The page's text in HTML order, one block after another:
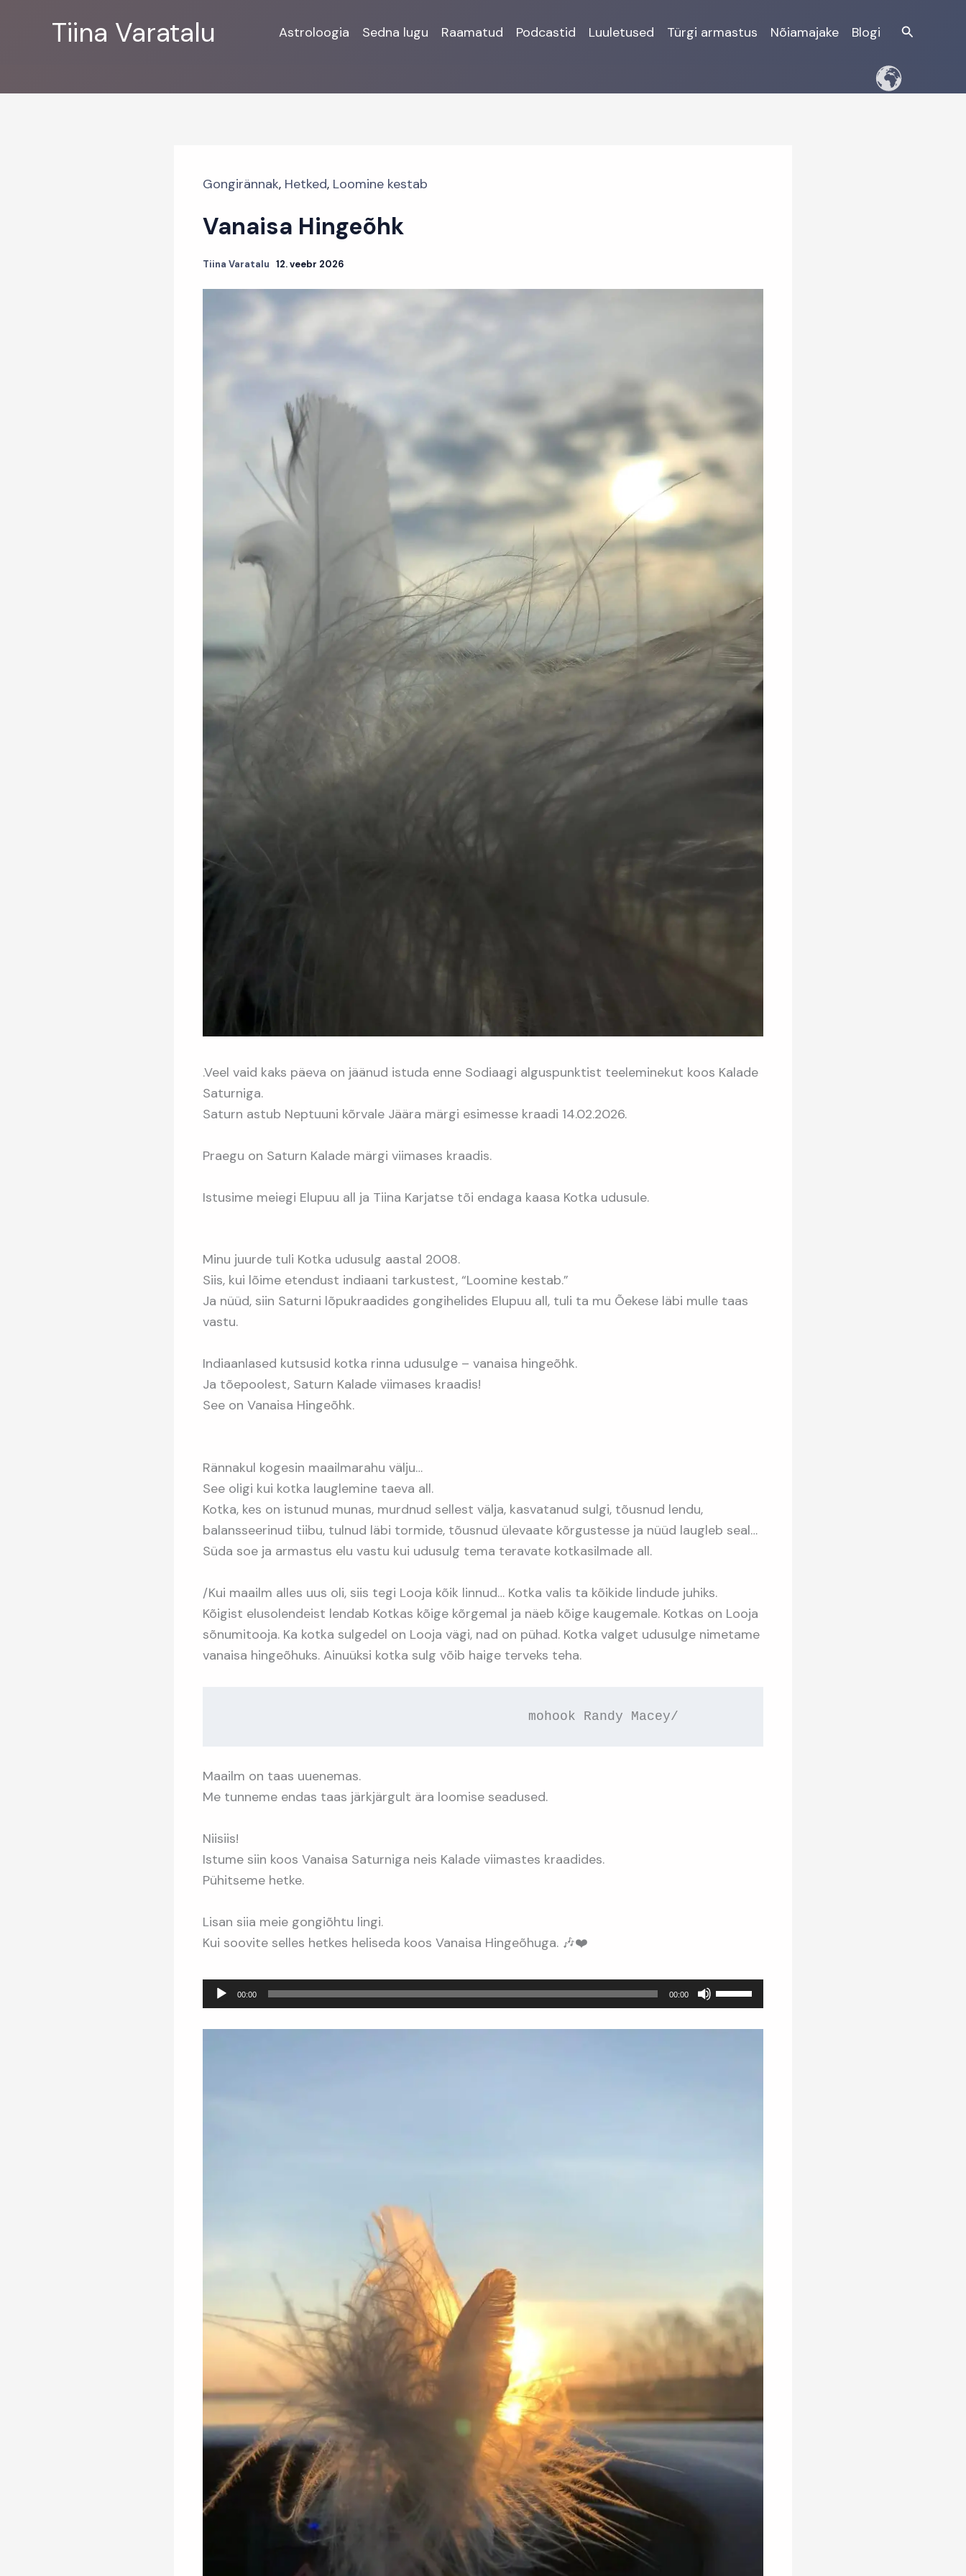
Tiina Varatalu Astroloogia Sedna lugu Raamatud Podcastid Luuletused Türgi armastus Nõiamajake Blogi Otsi
Gongirännak, Hetked, Loomine kestab
Vanaisa Hingeõhk
Tiina Varatalu 12. veebr 2026
.Veel vaid kaks päeva on jäänud istuda enne Sodiaagi alguspunktist teeleminekut koos Kalade
Saturniga.
Saturn astub Neptuuni kõrvale Jäära märgi esimesse kraadi 14.02.2026.
Praegu on Saturn Kalade märgi viimases kraadis.
Istusime meiegi Elupuu all ja Tiina Karjatse tõi endaga kaasa Kotka udusule.
Minu juurde tuli Kotka udusulg aastal 2008.
Siis, kui lõime etendust indiaani tarkustest, “Loomine kestab.”
Ja nüüd, siin Saturni lõpukraadides gongihelides Elupuu all, tuli ta mu Õekese läbi mulle taas
vastu.
Indiaanlased kutsusid kotka rinna udusulge – vanaisa hingeõhk.
Ja tõepoolest, Saturn Kalade viimases kraadis!
See on Vanaisa Hingeõhk.
Rännakul kogesin maailmarahu välju…
See oligi kui kotka lauglemine taeva all.
Kotka, kes on istunud munas, murdnud sellest välja, kasvatanud sulgi, tõusnud lendu,
balansseerinud tiibu, tulnud läbi tormide, tõusnud ülevaate kõrgustesse ja nüüd laugleb seal…
Süda soe ja armastus elu vastu kui udusulg tema teravate kotkasilmade all.
/Kui maailm alles uus oli, siis tegi Looja kõik linnud… Kotka valis ta kõikide lindude juhiks.
Kõigist elusolendeist lendab Kotkas kõige kõrgemal ja näeb kõige kaugemale. Kotkas on Looja
sõnumitooja. Ka kotka sulgedel on Looja vägi, nad on pühad. Kotka valget udusulge nimetame
vanaisa hingeõhuks. Ainuüksi kotka sulg võib haige terveks teha.
                                      mohook Randy Macey/
Maailm on taas uuenemas.
Me tunneme endas taas järkjärgult ära loomise seadused.
Niisiis!
Istume siin koos Vanaisa Saturniga neis Kalade viimastes kraadides.
Pühitseme hetke.
Lisan siia meie gongiõhtu lingi.
Kui soovite selles hetkes heliseda koos Vanaisa Hingeõhuga. 🎶❤️
Audioesitaja
00:00 00:00
Helitugevuse
suurendamiseks
või